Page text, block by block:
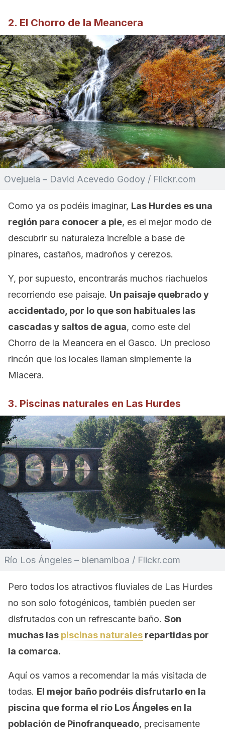
2. El Chorro de la Meancera
Ovejuela – David Acevedo Godoy / Flickr.com
Como ya os podéis imaginar, Las Hurdes es una
región para conocer a pie, es el mejor modo de
descubrir su naturaleza increíble a base de
pinares, castaños, madroños y cerezos.
Y, por supuesto, encontrarás muchos riachuelos
recorriendo ese paisaje. Un paisaje quebrado y
accidentado, por lo que son habituales las
cascadas y saltos de agua, como este del
Chorro de la Meancera en el Gasco. Un precioso
rincón que los locales llaman simplemente la
Miacera.
3. Piscinas naturales en Las Hurdes
Río Los Ángeles – blenamiboa / Flickr.com
Pero todos los atractivos fluviales de Las Hurdes
no son solo fotogénicos, también pueden ser
disfrutados con un refrescante baño. Son
muchas las piscinas naturales repartidas por
la comarca.
Aquí os vamos a recomendar la más visitada de
todas. El mejor baño podréis disfrutarlo en la
piscina que forma el río Los Ángeles en la
población de Pinofranqueado, precisamente